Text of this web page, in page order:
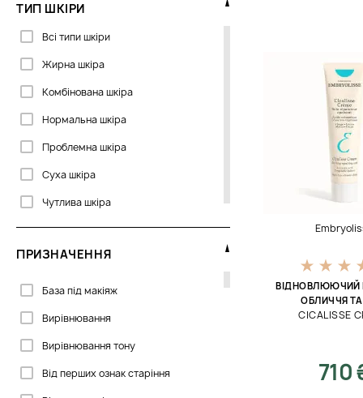
Dermalogica
Dermaskill
DoTERRA
Dr. Kadir
ТИП ШКІРИ
Всі типи шкіри
Жирна шкіра
Комбінована шкіра
Нормальна шкіра
Проблемна шкіра
Суха шкіра
Чутлива шкіра
ПРИЗНАЧЕННЯ
База під макіяж
Вирівнювання
Вирівнювання тону
Від перших ознак старіння
ВІДНОВЛЮЮЧИЙ
ОБЛИЧЧЯ ТА
CICALISSE
710